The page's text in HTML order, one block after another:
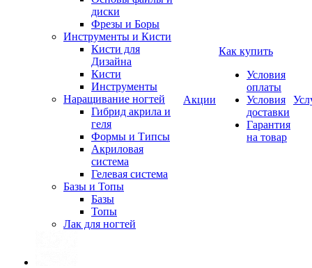
диски
Фрезы и Боры
Инструменты и Кисти
Кисти для
Дизайна
Кисти
Инструменты
Наращивание ногтей
Гибрид акрила и
геля
Формы и Типсы
Акриловая
система
Гелевая система
Базы и Топы
Базы
Топы
Лак для ногтей
Акции
Как купить
Условия
оплаты
Условия
доставки
Гарантия
на товар